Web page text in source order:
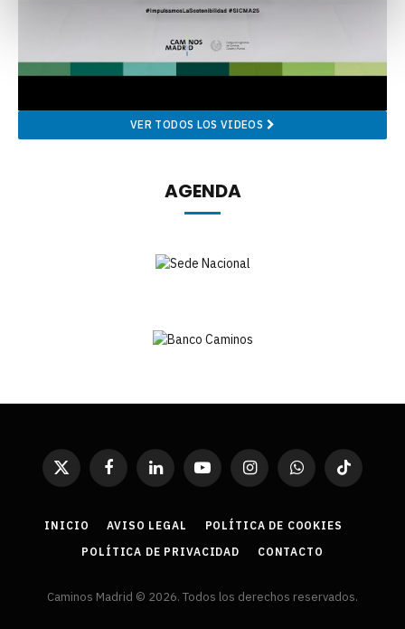
VER TODOS LOS VIDEOS
AGENDA
X
FacebookLinkedInYouTubeInstagramWhatsAppTikTok
INICIO AVISO LEGAL
POLÍTICA DE COOKIES
POLÍTICA DE PRIVACIDAD
CONTACTO
Caminos Madrid © 2026. Todos los derechos reservados.